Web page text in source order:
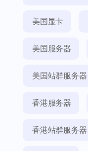
美国显卡
美国服务器
美国站群服务器
香港服务器
香港站群服务器